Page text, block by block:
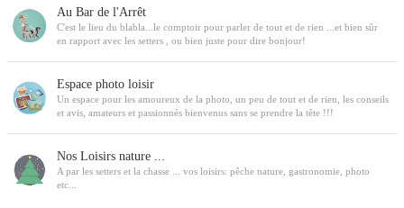
Au Bar de l'Arrêt
C'est le lieu du blabla...le comptoir pour parler de tout et de rien ...et bien sûr
en rapport avec les setters , ou bien juste pour dire bonjour!
Espace photo loisir
Un espace pour les amoureux de la photo, un peu de tout et de rien, les conseils
et avis, amateurs et passionnés bienvenus sans se prendre la tête !!!
Nos Loisirs nature ...
A par les setters et la chasse ... vos loisirs: pêche nature, gastronomie, photo
etc...